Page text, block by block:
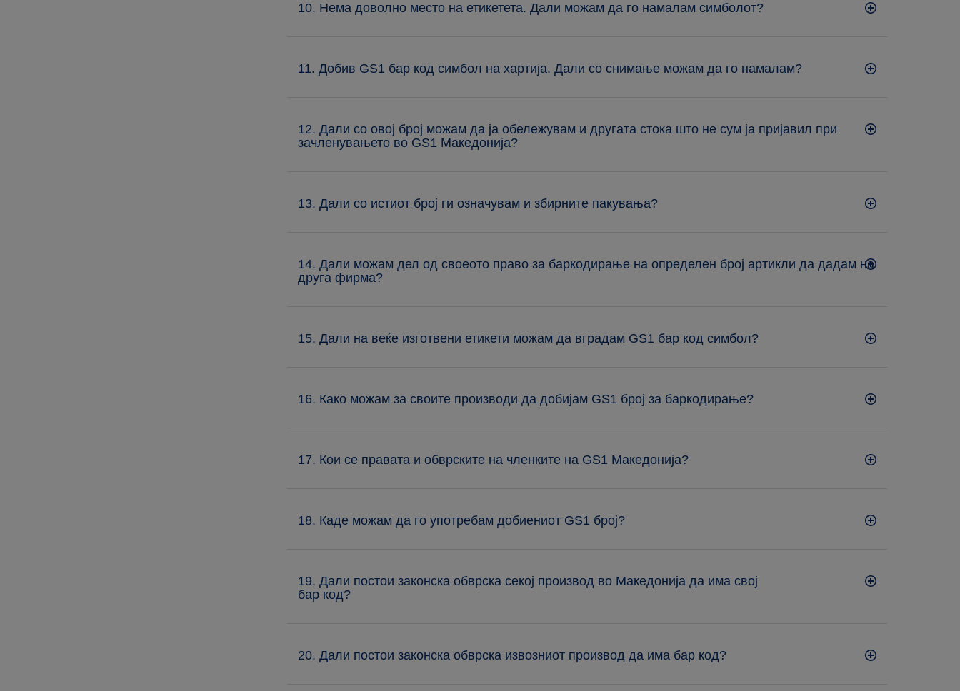
10. Нема доволно место на етикетета. Дали можам да го намалам симболот?
11. Добив GS1 бар код симбол на хартија. Дали со снимање можам да го намалам?
12. Дали со овој број можам да ја обележувам и другата стока што не сум ја пријавил при
зачленувањето во GS1 Македонија?
13. Дали со истиот број ги означувам и збирните пакувања?
14. Дали можам дел од своеото право за баркодирање на определен број артикли да дадам на
друга фирма?
15. Дали на веќе изготвени етикети можам да вградам GS1 бар код симбол?
16. Како можам за своите производи да добијам GS1 број за баркодирање?
17. Кои се правата и обврските на членките на GS1 Македонија?
18. Каде можам да го употребам добиениот GS1 број?
19. Дали постои законска обврска секој производ во Македонија да има свој
бар код?
20. Дали постои законска обврска извозниот производ да има бар код?